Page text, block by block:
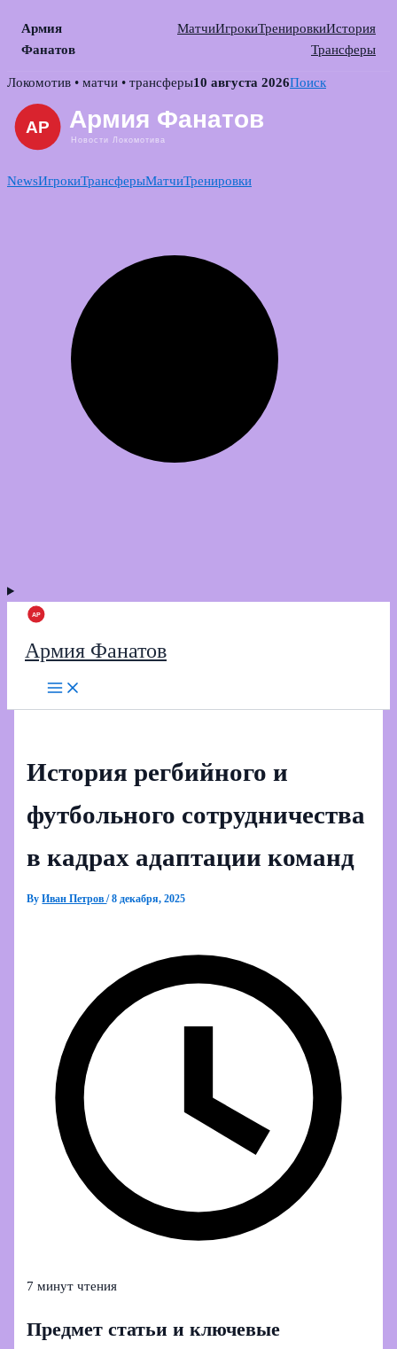
Армия
Фанатов
МатчиИгрокиТренировкиИстория
Трансферы
Skip
content
Локомотив • матчи • трансферы10 августа 2026Поиск
NewsИгрокиТрансферыМатчиТренировки
Армия Фанатов
История регбийного и
футбольного сотрудничества
в кадрах адаптации команд
ByИван Петров/8 декабря, 2025
7 минут чтения
Предмет статьи и ключевые